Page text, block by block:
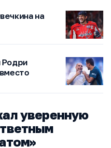
на
Родри
уверенную